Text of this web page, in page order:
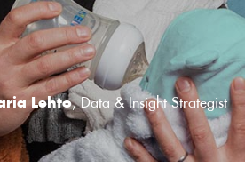
Lehto, Data & Insight Strategist